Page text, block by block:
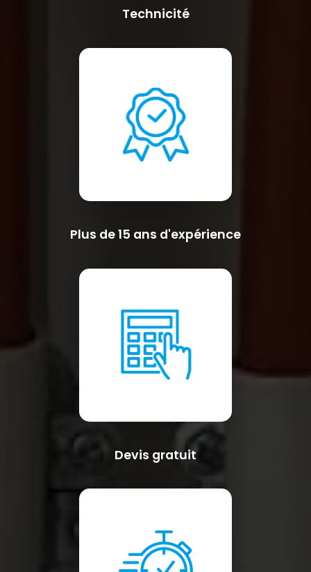
Technicité
Plus de 15 ans d'expérience
Devis gratuit